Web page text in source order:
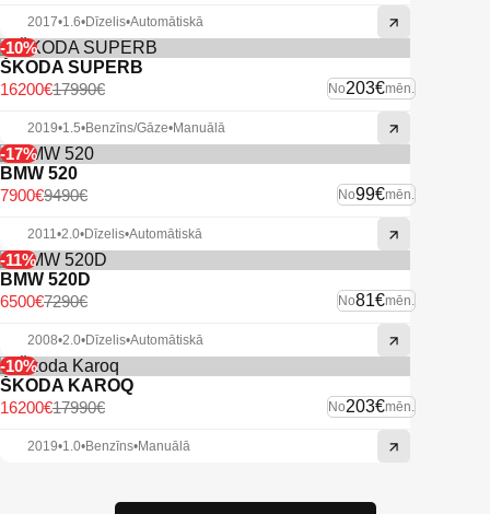
2017•1.6•Dīzelis•Automātiskā
-10%
ŠKODA SUPERB
No203€mēn.
17990€
16200€
2019•1.5•Benzīns/Gāze•Manuālā
-17%
BMW 520
No99€mēn.
9490€
7900€
2011•2.0•Dīzelis•Automātiskā
-11%
BMW 520D
No81€mēn.
7290€
6500€
2008•2.0•Dīzelis•Automātiskā
-10%
ŠKODA KAROQ
No203€mēn.
17990€
16200€
2019•1.0•Benzīns•Manuālā